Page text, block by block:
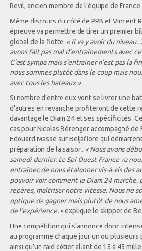
Revil, ancien membre de l’équipe de
Même discours du côté de PRB et Vincent
épreuve va permettre de tirer un premier
global de la flotte. « Il va y avoir du niveau.
avons fait pas mal d’entrainements avec
C’est sympa mais s’entrainer n’est pas la
nous sommes plutôt dans le coup mais
avec tous les bateaux »
Si nombre d’entre eux vont se livrer une
d’autres en revanche profiteront de cette
davantage le Diam 24 et ses spécificités.
cas pour Nicolas Bérenger accompagné de
Edouard Masse sur Beijaflore qui
préparation de la saison. « Nous avons
samedi dernier. Le Spi Ouest-France va
entraîner, de nous étalonner vis-à-vis des
pouvoir voir comment le Diam 24 marche,
repères, maîtriser notre vitesse. Nous ne
optique de gagner mais plutôt de nous
de l’expérience. »explique le skipper de
Une compétition qui s’annonce donc
au programme chaque jour un ou plusieurs
ainsi qu’un raid côtier allant de 15 à 45